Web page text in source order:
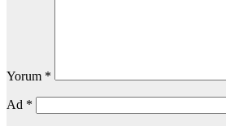
Yorum *
Ad *